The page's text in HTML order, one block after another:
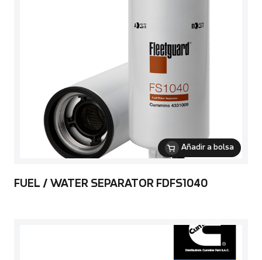
Añadir a bolsa
FUEL / WATER SEPARATOR FDFS1040